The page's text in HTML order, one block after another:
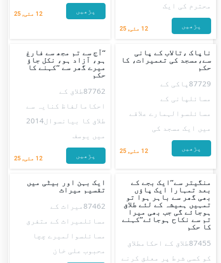
12 مئی, 25
محترم کی ایک
پڑھیں
12 مئی, 25 پڑھیں
ناپاک ،تالاب کے پانی
سے،مسجد کی تعمیرات، کا
حکم
12 مئی, 25
87729پاکی کے
مسائلپانی کے
مسائلسوالہمارے علاقے
میں ایک مسجد کی
پڑھیں
“آج سے تم مجھ سے فارغ
ہو، آزاد ہو، نکل جاؤ
میرے گھر سے “کہنے کا
حکم
12 مئی, 25
87762طلاق کے
احکامالفاظ کنایہ سے
طلاق کا بیانسوال2014
میں یوسف
پڑھیں
منگیتر سے”ایک بجے کے
بعد تمہارا ایک پاؤں
بھی گھر سے باہر ہوا تو
تمہیں ہمیشہ کے لئے طلاق
ہوجائے گی جب بھی میرا
تم سے نکاح ہوجائے”کہنے
کا حکم
87455طلاق کے احکامطلاق
کو کسی شرط پر معلق کرنے
ایک بہن اور بیٹی میں
تقسیم میراث
87462میراث کے
مسائلمیراث کے متفرق
مسائلسوالمیرے چچا
محبوب علی خان